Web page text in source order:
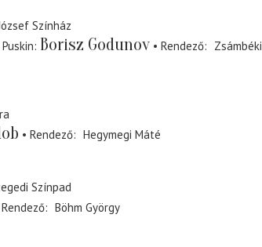
Színház
Borisz Godunov Rendező
Zsámbéki
Rendező
Hegymegi Máté
Színpad
Rendező
Böhm György